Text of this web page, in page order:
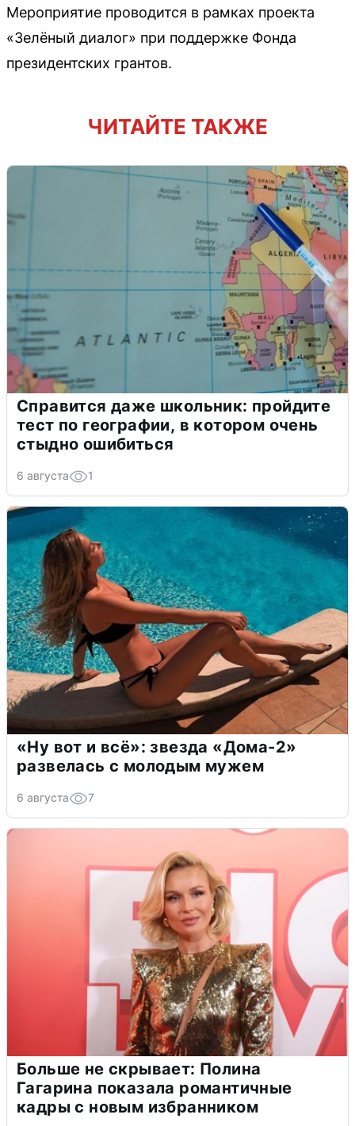
Мероприятие проводится в рамках проекта
«Зелёный диалог» при поддержке Фонда
президентских грантов.
ЧИТАЙТЕ ТАКЖЕ
Справится даже школьник: пройдите
тест по географии, в котором очень
стыдно ошибиться
6 августа 1
«Ну вот и всё»: звезда «Дома-2»
развелась с молодым мужем
6 августа 7
Больше не скрывает: Полина
Гагарина показала романтичные
кадры с новым избранником